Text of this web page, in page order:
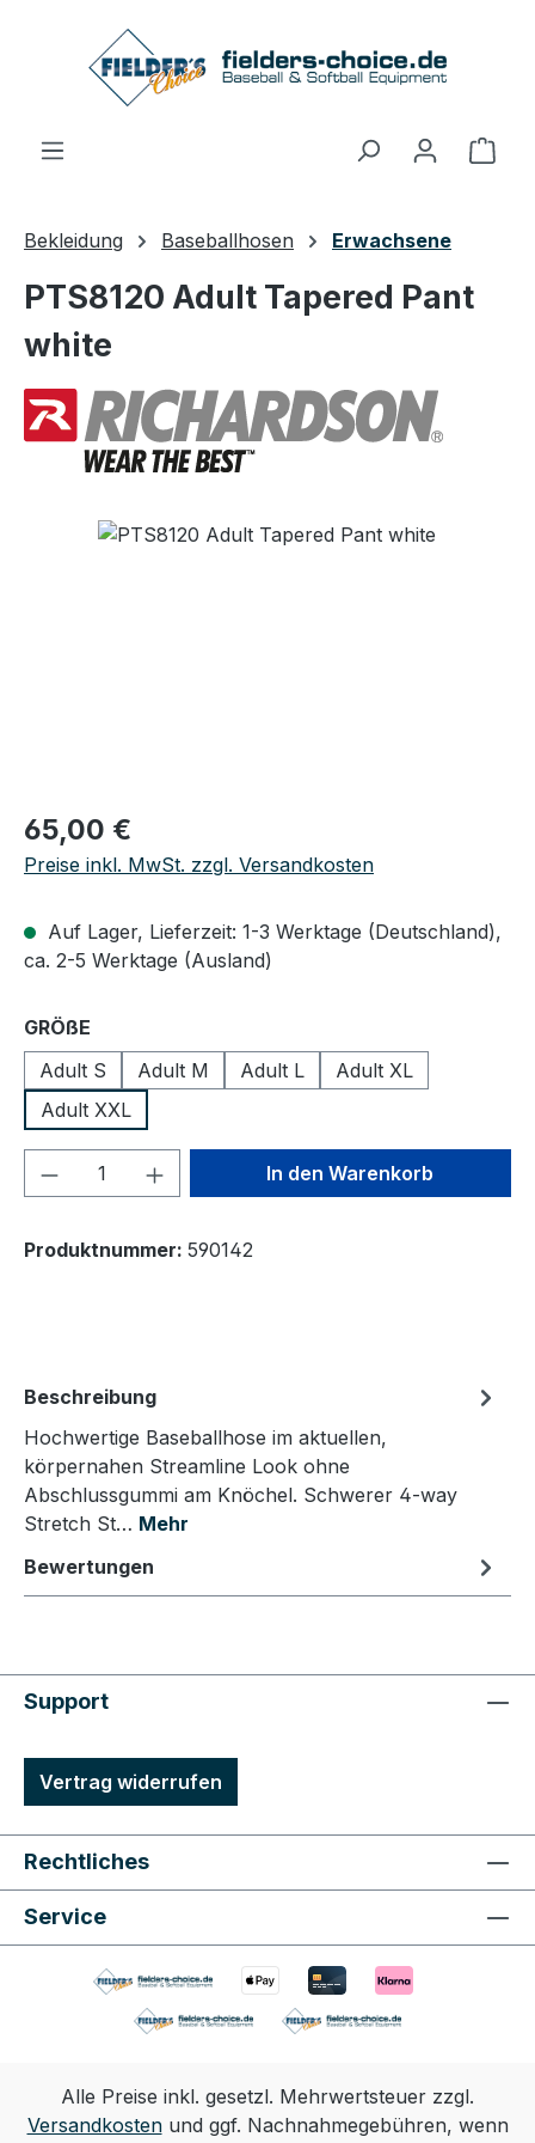
Zum Hauptinhalt springen
Bekleidung Baseballhosen Erwachsene
PTS8120 Adult Tapered Pant
white
Bildergalerie überspringen
Regulärer Preis:
65,00 €
Preise inkl. MwSt. zzgl. Versandkosten
Auf Lager, Lieferzeit: 1-3 Werktage (Deutschland),
ca. 2-5 Werktage (Ausland)
GRÖßE
Adult S
Adult M Adult L
Adult XL
Adult XXL
Produkt Anzahl: Gib denIn den Warenkorb
Produktnummer: 590142
Beschreibung
Hochwertige Baseballhose im aktuellen,
körpernahen Streamline Look ohne
Abschlussgummi am Knöchel. Schwerer 4-way
Stretch St… Mehr
Bewertungen
Support
Vertrag widerrufen
Rechtliches
Service
Alle Preise inkl. gesetzl. Mehrwertsteuer zzgl.
Versandkostenund ggf. Nachnahmegebühren, wenn